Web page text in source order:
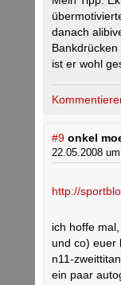
danach
ist er wohl
#9 onkel
22.05.2008
http://
ich hoffe
und co) euer
n11-
ein paar